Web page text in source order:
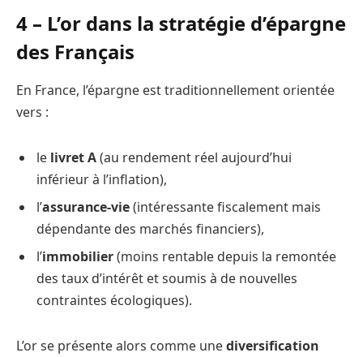
4 – L’or dans la stratégie d’épargne
des Français
En France, l’épargne est traditionnellement orientée
vers :
le livret A(au rendement réel aujourd’hui
inférieur à l’inflation),
l’assurance-vie(intéressante fiscalement mais
dépendante des marchés financiers),
l’immobilier(moins rentable depuis la remontée
des taux d’intérêt et soumis à de nouvelles
contraintes écologiques).
L’or se présente alors comme unediversification